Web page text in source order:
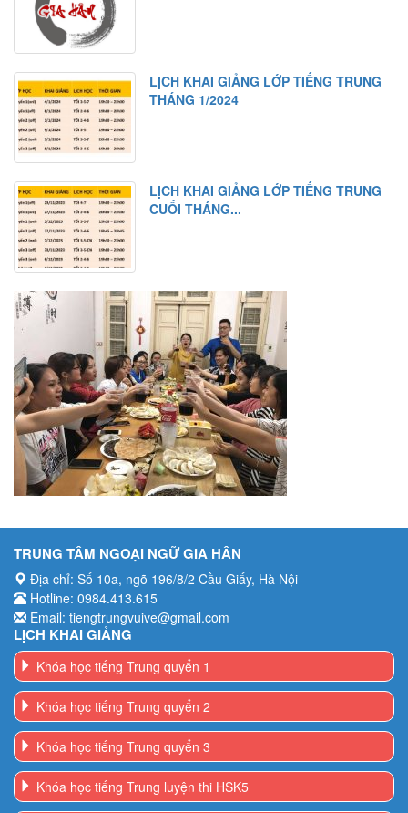
LỊCH KHAI GIẢNG LỚP TIẾNG TRUNG
THÁNG 1/2024
LỊCH KHAI GIẢNG LỚP TIẾNG TRUNG
CUỐI THÁNG...
TRUNG TÂM NGOẠI NGỮ GIA HÂN
Địa chỉ: Số 10a, ngõ 196/8/2 Cầu Giấy, Hà Nội
Hotline: 0984.413.615
Email: tiengtrungvuive@gmail.com
LỊCH KHAI GIẢNG
Khóa học tiếng Trung quyển 1
Khóa học tiếng Trung quyển 2
Khóa học tiếng Trung quyển 3
Khóa học tiếng Trung luyện thi HSK5